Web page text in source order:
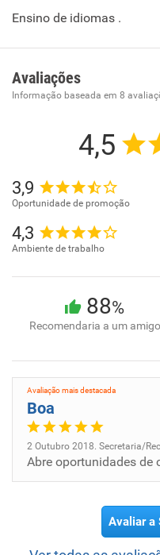
Ensino de idiomas .
Avaliações
Informação baseada em 8
4,5
3,9
Oportunidade de promoção
4,3
Ambiente de trabalho
88%
Recomendaria a um amigo
Avaliação mais destacada
Boa
2 Outubro 2018. Secretaria/
Abre oportunidades de
Avaliar a